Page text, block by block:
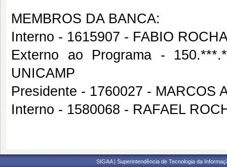
MEMBROS DA BANCA:
Interno - 1615907 - FABIO
Externo ao Programa -
UNICAMP
Presidente - 1760027 - MARCOS
Interno - 1580068 - RAFAEL
SIGAA | Superintendência de Tecnologia da